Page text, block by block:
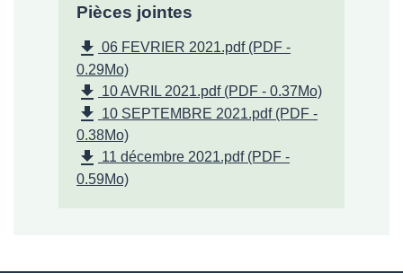
Pièces jointes
file_download 06 FEVRIER 2021.pdf (PDF -
0.29Mo)
file_download 10 AVRIL 2021.pdf (PDF - 0.37Mo)
file_download 10 SEPTEMBRE 2021.pdf (PDF -
0.38Mo)
file_download 11 décembre 2021.pdf (PDF -
0.59Mo)